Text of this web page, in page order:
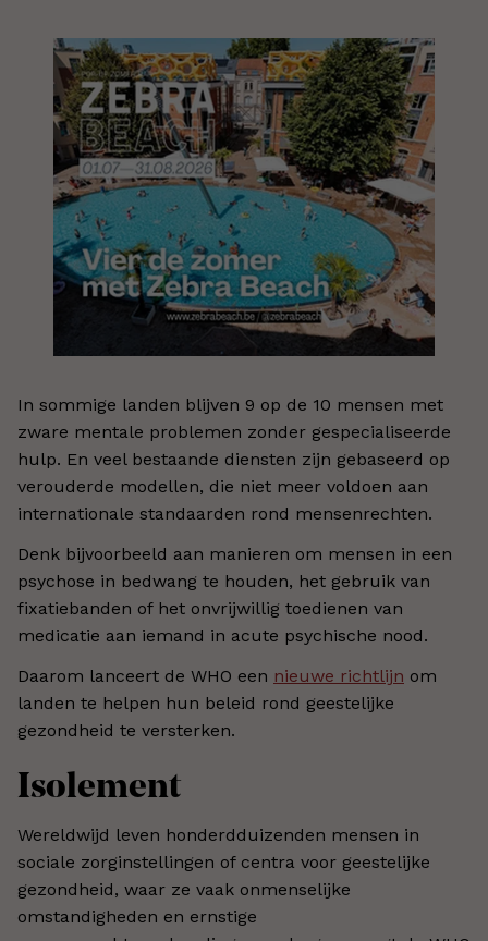
In sommige landen blijven 9 op de 10 mensen met
zware mentale problemen zonder gespecialiseerde
hulp. En veel bestaande diensten zijn gebaseerd op
verouderde modellen, die niet meer voldoen aan
internationale standaarden rond mensenrechten.
Denk bijvoorbeeld aan manieren om mensen in een
psychose in bedwang te houden, het gebruik van
fixatiebanden of het onvrijwillig toedienen van
medicatie aan iemand in acute psychische nood.
Daarom lanceert de WHO een nieuwe richtlijn om
landen te helpen hun beleid rond geestelijke
gezondheid te versterken.
Isolement
Wereldwijd leven honderdduizenden mensen in
sociale zorginstellingen of centra voor geestelijke
gezondheid, waar ze vaak onmenselijke
omstandigheden en ernstige